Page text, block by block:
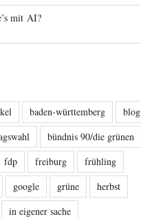
mit AI?
baden-württemberg
blog
bündnis 90/die grünen
fdp freiburg
frühling
google grüne
herbst
in eigener sache